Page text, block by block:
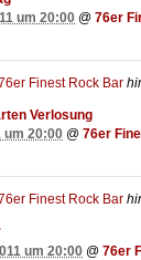
um 20:00 @ 76er
Finest Rock Bar
Verlosung
um 20:00 @ 76er
Finest Rock Bar
um 20:00 @ 76er